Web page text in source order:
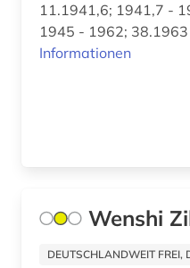
balkanromanistik (1)
barßel (1)
baudenkmal (1)
Sachsen (10)
Serbien (3)
11.1941,6; 1941,7 -
1945 - 1962;
Informationen
Wenshi
DEUTSCHLANDWEIT FREI,